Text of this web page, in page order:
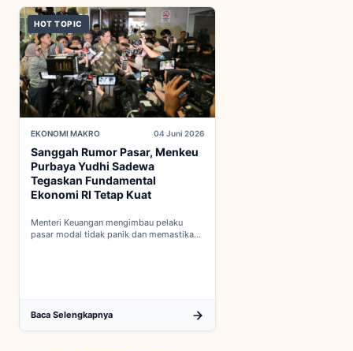
HOT TOPIC
EKONOMI MAKRO 04 Juni 2026
Sanggah Rumor Pasar, Menkeu
Purbaya Yudhi Sadewa
Tegaskan Fundamental
Ekonomi RI Tetap Kuat
Menteri Keuangan mengimbau pelaku
pasar modal tidak panik dan memastikan
Baca Selengkapnya